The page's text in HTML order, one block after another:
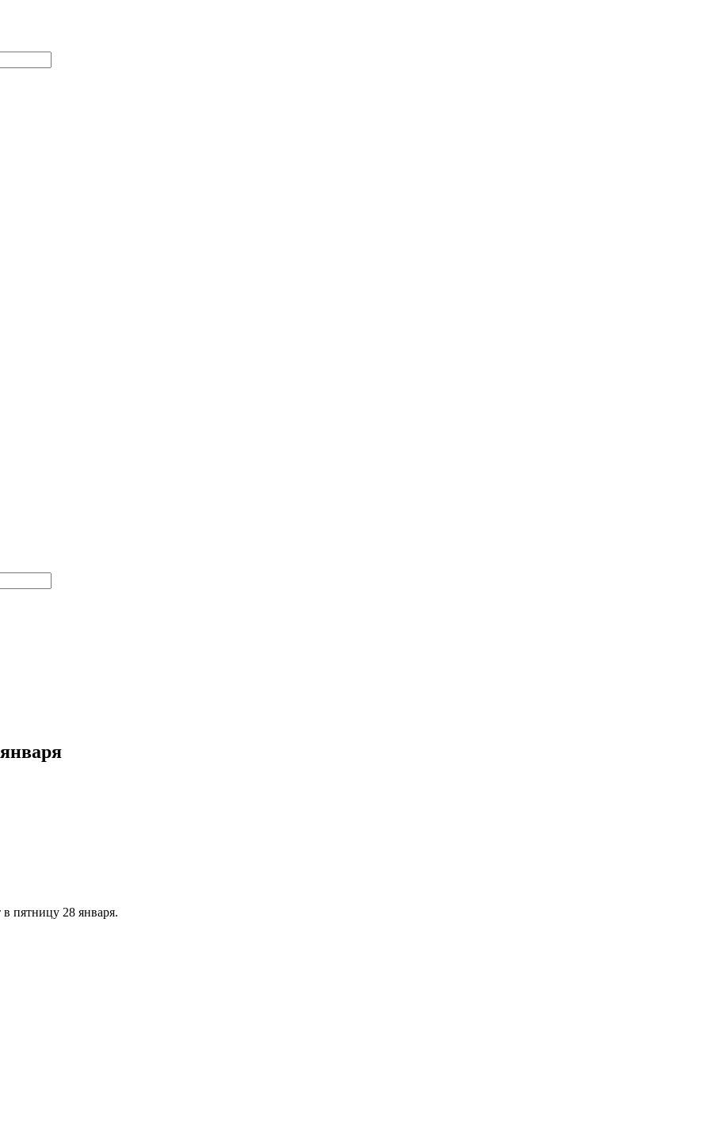
пятницу 28 января.